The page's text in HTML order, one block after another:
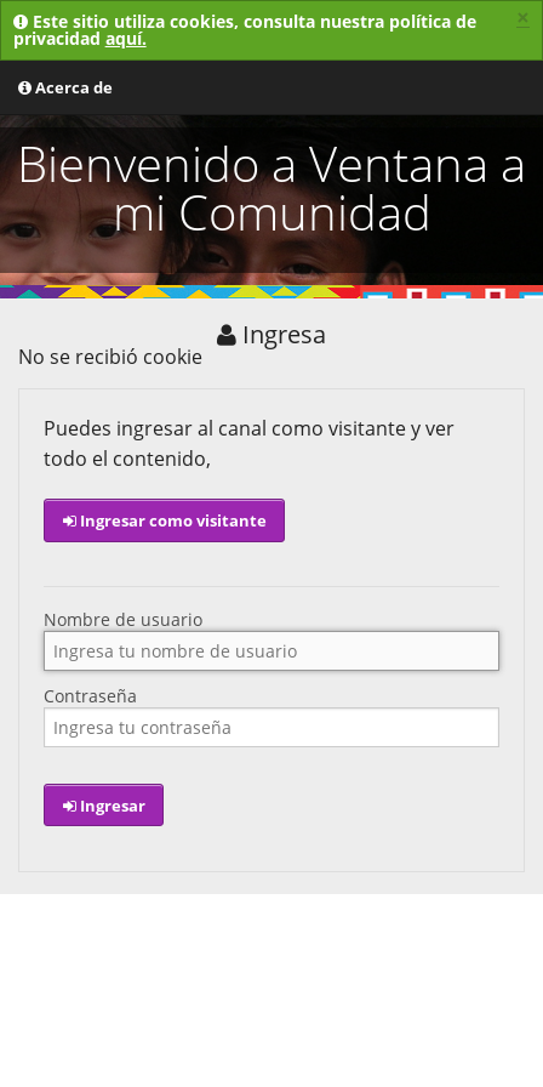
Este sitio utiliza cookies, consulta nuestra política de
privacidad aquí.
×
MENU
Acerca de
Bienvenido a Ventana a
mi Comunidad
Ingresa
No se recibió cookie
Puedes ingresar al canal como visitante y ver
todo el contenido,
Ingresar como visitante
Nombre de usuario
Contraseña
Ingresar